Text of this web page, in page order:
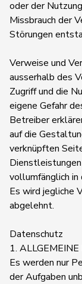
oder der
Missbrauch der
Störungen
Verweise und
ausserhalb des
Zugriff und die
eigene Gefahr
Betreiber
auf die
verknüpften
vollumfänglich
Es wird jegliche
abgelehnt.
Datenschutz
1.
Es werden nur
der Aufgaben